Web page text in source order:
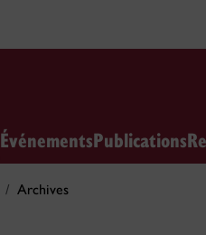
ÉvénementsPublications
Archives